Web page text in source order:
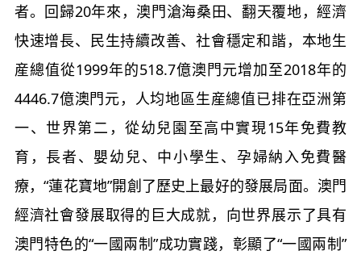
者。回歸20年來，澳門滄海桑田、翻天覆地，經濟
快速增長、民生持續改善、社會穩定和諧，本地生
産總值從1999年的518.7億澳門元增加至2018年的
4446.7億澳門元，人均地區生産總值已排在亞洲第
一、世界第二，從幼兒園至高中實現15年免費教
育，長者、嬰幼兒、中小學生、孕婦納入免費醫
療，“蓮花寶地”開創了歷史上最好的發展局面。澳門
經濟社會發展取得的巨大成就，向世界展示了具有
澳門特色的“一國兩制”成功實踐，彰顯了“一國兩制”